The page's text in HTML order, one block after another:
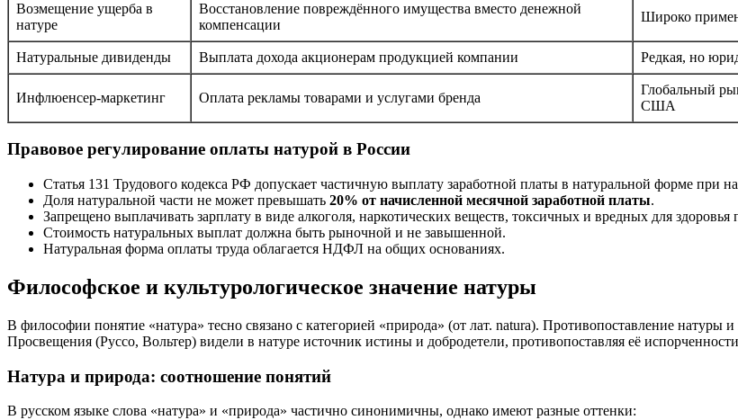
Возмещение ущерба в
натуре
Восстановление повреждённого имущества вместо денежной
компенсации
Широко
Натуральные дивиденды Выплата дохода акционерам продукцией компании Редкая, но
Инфлюенсер-маркетинг Оплата рекламы товарами и услугами бренда
Глобальный
США
Правовое регулирование оплаты натурой в России
Статья 131 Трудового кодекса РФ допускает частичную выплату заработной платы в натуральной форме при
Доля натуральной части не может превышать 20% от начисленной месячной заработной платы.
Запрещено выплачивать зарплату в виде алкоголя, наркотических веществ, токсичных и вредных для
Стоимость натуральных выплат должна быть рыночной и не завышенной.
Натуральная форма оплаты труда облагается НДФЛ на общих основаниях.
Философское и культурологическое значение натуры
В философии понятие «натура» тесно связано с категорией «природа» (от лат. natura). Противопоставление
Просвещения (Руссо, Вольтер) видели в натуре источник истины и добродетели, противопоставляя её
Натура и природа: соотношение понятий
В русском языке слова «натура» и «природа» частично синонимичны, однако имеют разные оттенки: